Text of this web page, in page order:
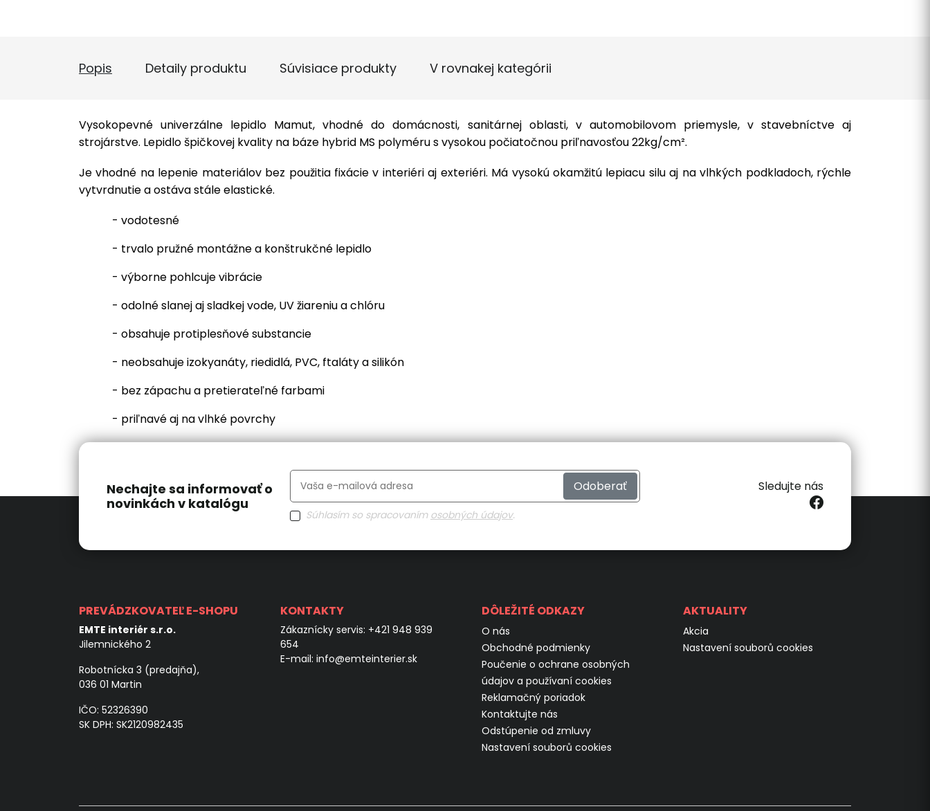
Popis Detaily produktu Súvisiace produkty V rovnakej kategórii
Vysokopevné univerzálne lepidlo Mamut, vhodné do domácnosti, sanitárnej oblasti, v automobilovom priemysle, v stavebníctve aj
strojárstve. Lepidlo špičkovej kvality na báze hybrid MS polyméru s vysokou počiatočnou priľnavosťou 22kg/cm².
Je vhodné na lepenie materiálov bez použitia fixácie v interiéri aj exteriéri. Má vysokú okamžitú lepiacu silu aj na vlhkých podkladoch, rýchle
vytvrdnutie a ostáva stále elastické.
- vodotesné
- trvalo pružné montážne a konštrukčné lepidlo
- výborne pohlcuje vibrácie
- odolné slanej aj sladkej vode, UV žiareniu a chlóru
- obsahuje protiplesňové substancie
- neobsahuje izokyanáty, riedidlá, PVC, ftaláty a silikón
- bez zápachu a pretierateľné farbami
- priľnavé aj na vlhké povrchy
Nechajte sa informovať o
novinkách v katalógu
Odoberať
Súhlasím so spracovaním osobných údajov.
Sledujte nás
PREVÁDZKOVATEĽ E-SHOPU
EMTE interiér s.r.o.
Jilemnického 2
Robotnícka 3 (predajňa),
036 01 Martin
IČO: 52326390
SK DPH: SK2120982435
KONTAKTY
Zákaznícky servis: +421 948 939
654
E-mail: info@emteinterier.sk
DÔLEŽITÉ ODKAZY
O nás
Obchodné podmienky
Poučenie o ochrane osobných
údajov a používaní cookies
Reklamačný poriadok
Kontaktujte nás
Odstúpenie od zmluvy
Nastavení souborů cookies
AKTUALITY
Akcia
Nastavení souborů cookies